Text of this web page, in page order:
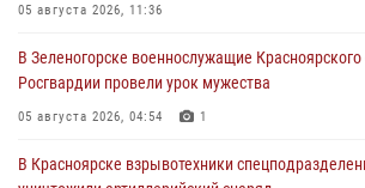
05 августа 2026, 11:36
В Зеленогорске военнослужащие
Росгвардии провели урок мужества
05 августа 2026, 04:54 1
В Красноярске взрывотехники